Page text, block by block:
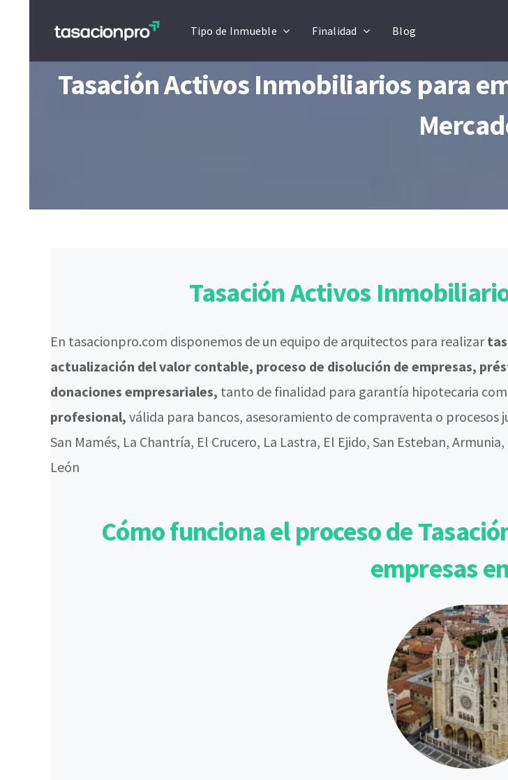
Tipo de Inmueble Finalidad Blog
Tasación Activos Inmobiliarios para
Tasación Activos
En tasacionpro.com disponemos de un equipo de arquitectos para realizar
actualización del valor contable, proceso de disolución de empresas,
donaciones empresariales, tanto de finalidad para garantía hipotecaria
profesional, válida para bancos, asesoramiento de compraventa o
San Mamés, La Chantría, El Crucero, La Lastra, El Ejido, San Esteban,
León
Cómo funciona el proceso de
empresas